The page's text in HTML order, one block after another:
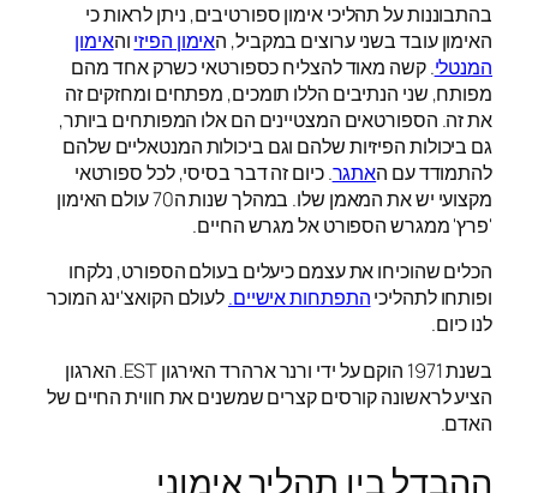
בהתבוננות על תהליכי אימון ספורטיבים, ניתן לראות כי
האימון עובד בשני ערוצים במקביל, האימון הפיזיוהאימון
המנטלי. קשה מאוד להצליח כספורטאי כשרק אחד מהם
מפותח, שני הנתיבים הללו תומכים, מפתחים ומחזקים זה
את זה. הספורטאים המצטיינים הם אלו המפותחים ביותר,
גם ביכולות הפיזיות שלהם וגם ביכולות המנטאליים שלהם
להתמודד עם האתגר. כיום זה דבר בסיסי, לכל ספורטאי
מקצועי יש את המאמן שלו. במהלך שנות ה70 עולם האימון
'פרץ' ממגרש הספורט אל מגרש החיים.
הכלים שהוכיחו את עצמם כיעלים בעולם הספורט, נלקחו
ופותחו לתהליכיהתפתחות אישיים.לעולם הקואצ'ינג המוכר
לנו כיום.
בשנת 1971 הוקם על ידי ורנר ארהרד האירגון EST. הארגון
הציע לראשונה קורסים קצרים שמשנים את חווית החיים של
האדם.
ההבדל בין תהליך אימוני